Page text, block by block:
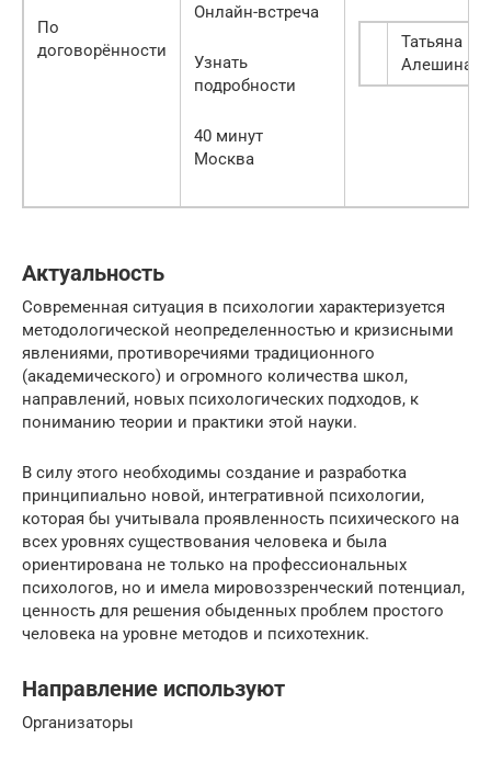
По
договорённости
Онлайн-встреча
Узнать
подробности
40 минут
Москва
Татьяна
Алeшина
Актуальность
Современная ситуация в психологии характеризуется
методологической неопределенностью и кризисными
явлениями, противоречиями традиционного
(академического) и огромного количества школ,
направлений, новых психологических подходов, к
пониманию теории и практики этой науки.
В силу этого необходимы создание и разработка
принципиально новой, интегративной психологии,
которая бы учитывала проявленность психического на
всех уровнях существования человека и была
ориентирована не только на профессиональных
психологов, но и имела мировоззренческий потенциал,
ценность для решения обыденных проблем простого
человека на уровне методов и психотехник.
Направление используют
Организаторы